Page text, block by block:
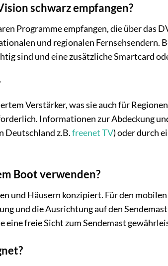
schwarz empfangen?
Programme empfangen, die über das
und regionalen Fernsehsendern.
sind und eine zusätzliche Smartcard
Verstärker, was sie auch für
Informationen zur Abdeckung
Deutschland z.B.freenet TV) oder durch
Boot verwenden?
und Häusern konzipiert. Für den
und die Ausrichtung auf den
eine freie Sicht zum Sendemast